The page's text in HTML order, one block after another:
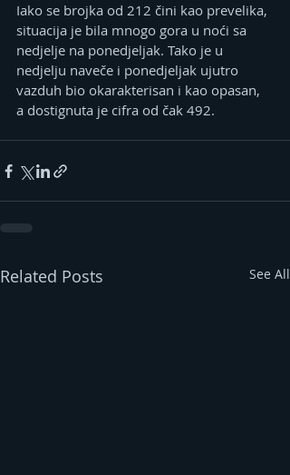
Iako se brojka od 212 čini kao prevelika,
situacija je bila mnogo gora u noći sa
nedjelje na ponedjeljak. Tako je u
nedjelju naveče i ponedjeljak ujutro
vazduh bio okarakterisan i kao opasan,
a dostignuta je cifra od čak 492.
Related Posts See All